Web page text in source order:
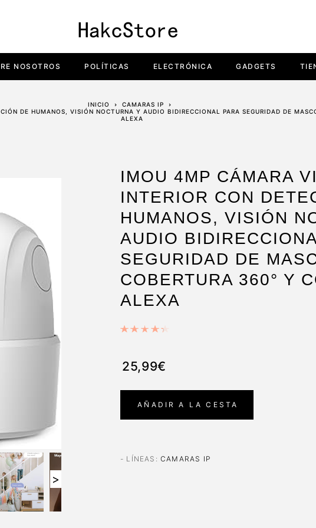
NOSOTROS POLÍTICAS ELECTRÓNICA GADGETS
INICIO
CAMARAS IP
DE HUMANOS, VISIÓN NOCTURNA Y AUDIO BIDIRECCIONAL PARA SEGURIDAD DE
ALEXA
>
IMOU 4MP CÁMARA
INTERIOR CON
HUMANOS, VISIÓN
AUDIO
SEGURIDAD DE
COBERTURA 360° Y
ALEXA
25,99€
AÑADIR A LA CESTA
- LÍNEAS :CAMARAS IP